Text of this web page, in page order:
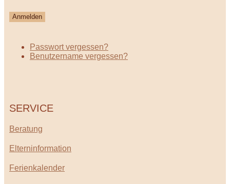
Anmelden
Passwort vergessen?
Benutzername vergessen?
SERVICE
Beratung
Elterninformation
Ferienkalender